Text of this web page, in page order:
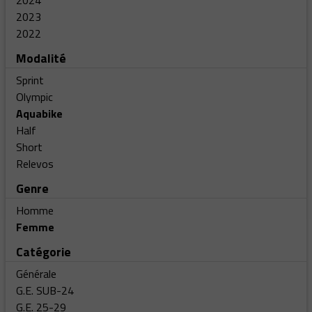
2023
2022
Modalité
Sprint
Olympic
Aquabike
Half
Short
Relevos
Genre
Homme
Femme
Catégorie
Générale
G.E. SUB-24
G.E. 25-29